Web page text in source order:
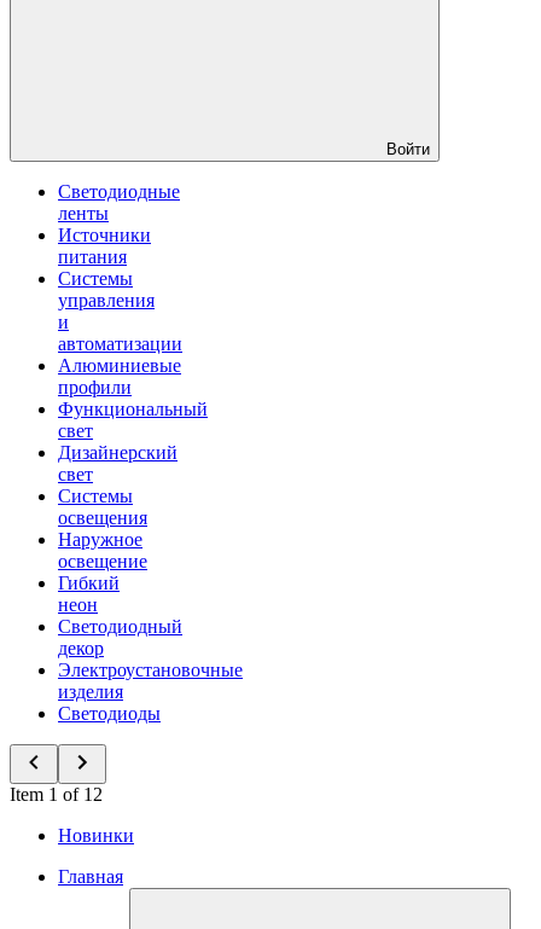
Войти
Светодиодные
ленты
Источники
питания
Системы
управления
и
автоматизации
Алюминиевые
профили
Функциональный
свет
Дизайнерский
свет
Системы
освещения
Наружное
освещение
Гибкий
неон
Светодиодный
декор
Электроустановочные
изделия
Светодиоды
Item 1 of 12
Новинки
Главная